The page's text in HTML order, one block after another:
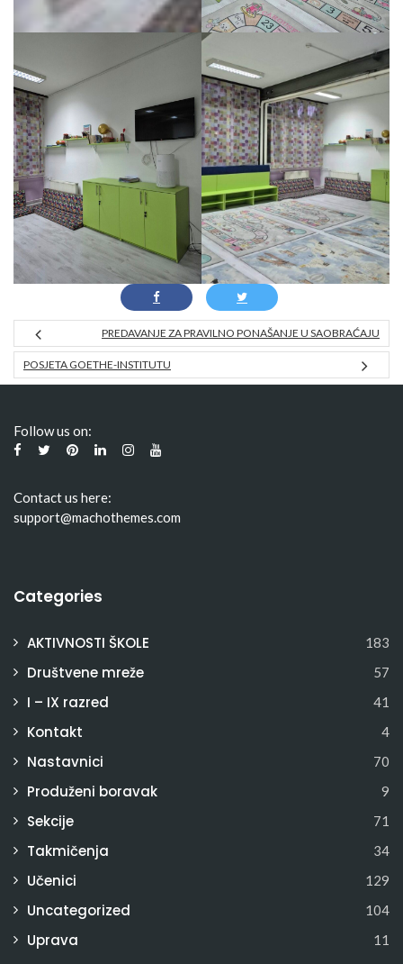
PREDAVANJE ZA PRAVILNO PONAŠANJE U SAOBRAĆAJU
POSJETA GOETHE-INSTITUTU
Follow us on:
Contact us here:
support@machothemes.com
Categories
AKTIVNOSTI ŠKOLE 183
Društvene mreže 57
I – IX razred 41
Kontakt 4
Nastavnici 70
Produženi boravak 9
Sekcije 71
Takmičenja 34
Učenici 129
Uncategorized 104
Uprava 11